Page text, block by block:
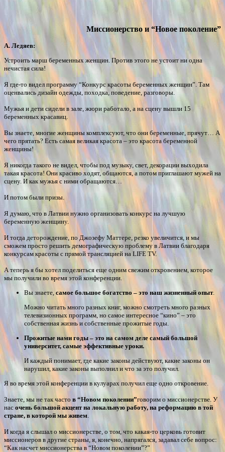
Миссионерство и “Новое поколение”
А. Ледяев:
Устроить марш беременных женщин. Против этого не устоит ни одна
нечистая сила!
Я где-то видел программу “Конкурс красоты беременных женщин”. Там
оценвались дизайн одежды, походка, поведение, разговоры.
Мужья и дети сидели в зале, жюри работало, а на сцену вышли 15
беременных красавиц.
Вы знаете, многие женщины комплексуют, что они беременные, прячут… А
чего прятать? Есть самая великая красота – это красота беременной
женщины!
Я никогда такого не видел, чтобы под музыку, свет, декорации выходила
такая красота! Они красиво ходят, общаются, а потом приглашают мужей на
сцену. И как мужья с ними обращаются…
И потом были призы.
Я думаю, что в Латвии нужно организовать конкурс на лучшую
беременную женщину.
И тогда деторождение, по Джозефу Маттере, резко увеличится, и мы
сможем просто решить демографическую проблему в Латвии благодаря
конкурсам красоты с прямой трансляцией на LIFE TV.
А теперь я бы хотел поделиться еще одним свежим откровением, которое
мы получили во время этой конференции.
Вы знаете, самое большое богатство – это наш жизненный опыт.
Можно читать много разных книг, можно смотреть много разных
телевизионных программ, но самое интересное “кино” – это
собственная жизнь и собственные прожитые годы.
Прожитые нами годы – это на самом деле самый большой
университет, самые эффективные уроки.
И каждый понимает, где какие законы действуют, какие законы он
нарушил, какие законы выполнил и что за это получил.
Я во время этой конференции в кулуарах получил еще одно откровение.
Знаете, мы не так часто в “Новом поколении”говорим о миссионерстве. У
нас очень большой акцент на локальную работу, на реформацию в той
стране, в которой мы живем
И когда я слышал о миссионерстве, о том, что какая-то церковь готовит
миссионеров в другие страны, я, конечно, напрягался, задавал себе вопрос:
“Как насчет миссионерства в “Новом поколении”?”